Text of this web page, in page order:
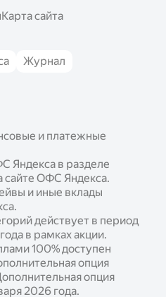
Карта сайта
Журнал
и платежные
Яндекса в разделе
сайте ОФС Яндекса.
и иные вклады
действует в период
в рамках акции.
100% доступен
опция
опция
2026 года.